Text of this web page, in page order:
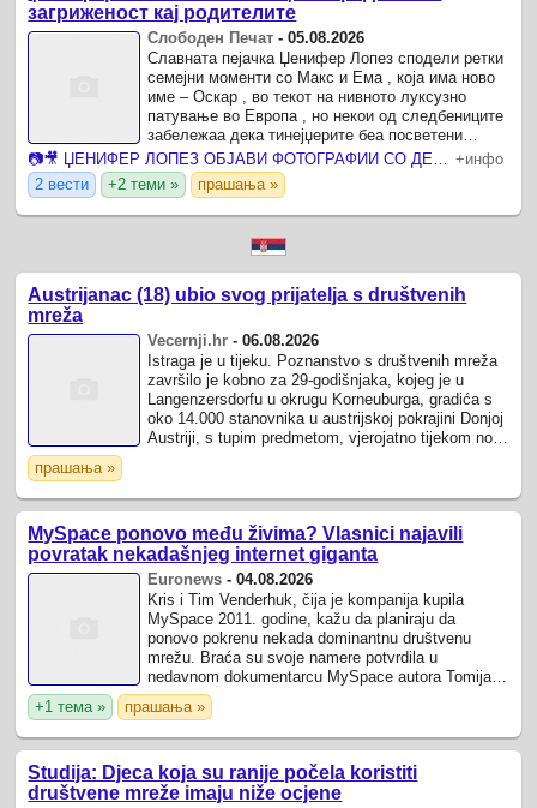
загриженост кај родителите
Слободен Печат -05.08.2026
Славната пејачка Џенифер Лопез сподели ретки
семејни моменти со Макс и Ема , која има ново
име – Оскар , во текот на нивното луксузно
патување во Европа , но некои од следбениците
забележаа дека тинејџерите беа посветени
исклучиво на своите мобилни телефони и
слушалки за време ...
+инфо
2 вести
+2 теми » прашања »
Austrijanac (18) ubio svog prijatelja s društvenih
mreža
Vecernji.hr -06.08.2026
Istraga je u tijeku. Poznanstvo s društvenih mreža
završilo je kobno za 29-godišnjaka, kojeg je u
Langenzersdorfu u okrugu Korneuburga, gradića s
oko 14.000 stanovnika u austrijskoj pokrajini Donjoj
Austriji, s tupim predmetom, vjerojatno tijekom noći
прашања »
MySpace ponovo među živima? Vlasnici najavili
povratak nekadašnjeg internet giganta
Euronews -04.08.2026
Kris i Tim Venderhuk, čija je kompanija kupila
MySpace 2011. godine, kažu da planiraju da
ponovo pokrenu nekada dominantnu društvenu
mrežu. Braća su svoje namere potvrdila u
nedavnom dokumentarcu MySpace autora Tomija
Avalonea, iako još nisu objavili kada će do
ponovnog ...
+1 тема » прашања »
Studija: Djeca koja su ranije počela koristiti
društvene mreže imaju niže ocjene